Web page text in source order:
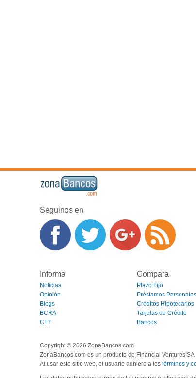
Seguinos en
Informa
Noticias
Opinión
Blogs
BCRA
CFT
Compara
Plazo Fijo
Préstamos Personales
Créditos Hipotecarios
Tarjetas de Crédito
Bancos
Copyright © 2026 ZonaBancos.com
ZonaBancos.com es un producto de Financial Ventures SA
Al usar este sitio web, el usuario adhiere a los términos y